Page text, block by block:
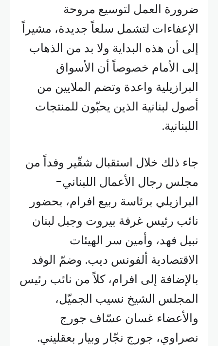
ضرورة العمل لتوسيع مروحة
الإعفاءات لتشمل سلعاً جديدة، مشيراً
إلى أن هذه البداية ولا بد من الذهاب
إلى الأمام خصوصاً أن الأسواق
البرازيلية واعدة وتضم الملايين من
أصول لبنانية الذين يحبّون للمنتجات
اللبنانية.
جاء ذلك خلال استقبال شقّير وفداً من
مجلس رجال الأعمال اللبناني-
البرازيلي برئاسة ربيع افرام، بحضور
نائب رئيس غرفة بيروت وجبل لبنان
نبيل فهد، وأمين سر الهيئات
الاقتصادية ألفونس ديب. وضمّ الوفد
بالإضافة إلى افرام، كلاً من نائب رئيس
المجلس الشيخ نسيب الجميّل،
والأعضاء غسان عسّاف جورج
نصراوي، جورج نجّار وبيار بعقليني.